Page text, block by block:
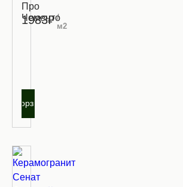
Про
Чементо
1983₽ /
м2
В корзину